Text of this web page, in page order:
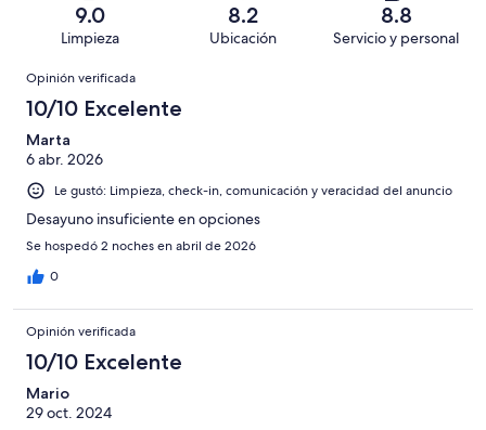
opiniones
opiniones
de
opiniones
Basada
21
de
opiniones
Terrible.
Basada
de
611
opiniones
9.0
Limpieza
8.2
Ubicación
8.8
Servicio y personal
Opiniones
Opinión verificada
10/10 Excelente
Marta
6 abr. 2026
Le gustó: Limpieza, check-in, comunicación y veracidad del anuncio
Desayuno insuficiente en opciones
Se hospedó 2 noches en abril de 2026
0
Opinión verificada
10/10 Excelente
Mario
29 oct. 2024